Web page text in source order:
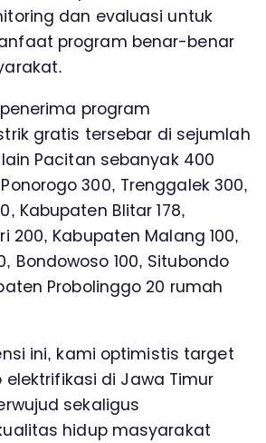
dan evaluasi untuk
program benar-benar
program
gratis tersebar di sejumlah
Pacitan sebanyak 400
300, Trenggalek 300,
Kabupaten Blitar 178,
200, Kabupaten Malang 100,
Bondowoso 100, Situbondo
Probolinggo 20 rumah
ini, kami optimistis target
elektrifikasi di Jawa Timur
sekaligus
hidup masyarakat